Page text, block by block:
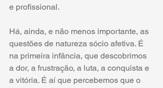
e profissional.
Há, ainda, e não menos importante, as
questões de natureza sócio afetiva. É
na primeira infância, que descobrimos
a dor, a frustração, a luta, a conquista e
a vitória. É aí que percebemos que o